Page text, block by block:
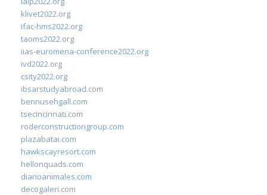
klivet2022.org
ifac-hms2022.org
taoms2022.org
iias-euromena-conference2022.org
ivd2022.org
csity2022.org
ibsarstudyabroad.com
bennusehgall.com
tsecincinnati.com
roderconstructiongroup.com
plazabatai.com
hawkscayresort.com
hellonquads.com
diarioanimales.com
decogaleri.com